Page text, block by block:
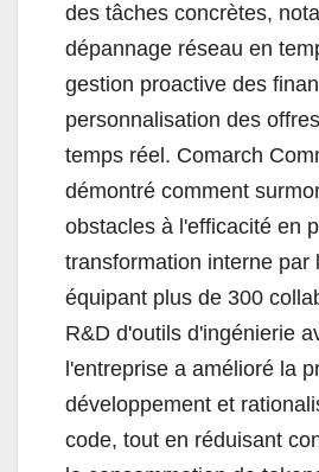
des tâches concrètes,
dépannage réseau en
gestion proactive des
personnalisation des
temps réel. Comarch
démontré comment
obstacles à l'efficacité en
transformation interne par
équipant plus de 300
R&D d'outils d'ingénierie
l'entreprise a amélioré la
développement et
code, tout en réduisant